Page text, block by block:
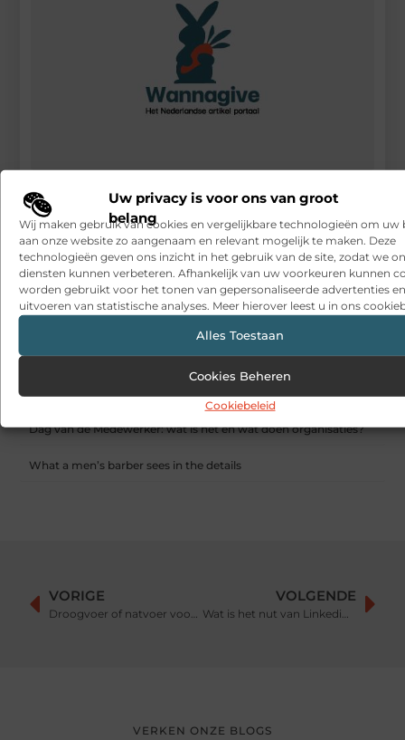
Uw privacy is voor ons van groot
belang
Wij maken gebruik van cookies en vergelijkbare technologieën om uw
aan onze website zo aangenaam en relevant mogelijk te maken. Deze
technologieën geven ons inzicht in het gebruik van de site, zodat we
diensten kunnen verbeteren. Afhankelijk van uw voorkeuren kunnen
worden gebruikt voor het tonen van gepersonaliseerde advertenties
uitvoeren van statistische analyses. Meer hierover leest u in ons
Alles Toestaan
Cookies Beheren
Cookiebeleid
ademautomaat
RECENTE BERICHTEN
Snelle sfeerverbetering met accessoires die altijd passen
Een deur die open blijft zonder gedoe
Sitcon: Specialist in beveiligingsoplossingen en
Hoe contentmarketing evolueert in het tijdperk van AI-
gegenereerde antwoorden
Dag van de Medewerker: wat is het en wat doen organisaties?
What a men’s barber sees in the details
VORIGE
Droogvoer of natvoer voor je kat?
VOLGENDE
Wat is het nut van Linkedin voor bedrijven?
VERKEN ONZE BLOGS